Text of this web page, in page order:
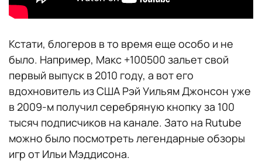
Кстати, блогеров в то время еще особо и не
было. Например, Макс +100500 зальет свой
первый выпуск в 2010 году, а вот его
вдохновитель из США Рэй Уильям Джонсон уже
в 2009-м получил серебряную кнопку за 100
тысяч подписчиков на канале. Зато на Rutube
можно было посмотреть легендарные обзоры
игр от Ильи Мэддисона.